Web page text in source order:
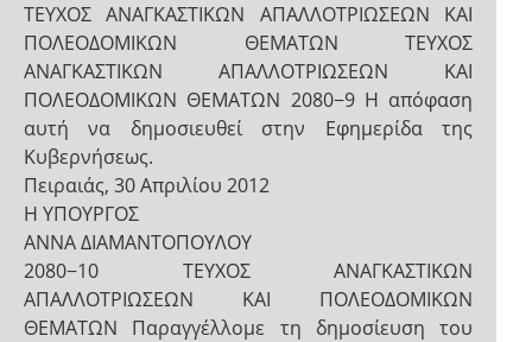
ΤΕΥΧΟΣ ΑΝΑΓΚΑΣΤΙΚΩΝ ΑΠΑΛΛΟΤΡΙΩΣΕΩΝ ΚΑΙ
ΠΟΛΕΟΔΟΜΙΚΩΝ ΘΕΜΑΤΩΝ ΤΕΥΧΟΣ
ΑΝΑΓΚΑΣΤΙΚΩΝ ΑΠΑΛΛΟΤΡΙΩΣΕΩΝ ΚΑΙ
ΠΟΛΕΟΔΟΜΙΚΩΝ ΘΕΜΑΤΩΝ 2080−9 Η απόφαση
αυτή να δημοσιευθεί στην Εφημερίδα της
Κυβερνήσεως.
Πειραιάς, 30 Απριλίου 2012
Η ΥΠΟΥΡΓΟΣ
ΑΝΝΑ ΔΙΑΜΑΝΤΟΠΟΥΛΟΥ
2080−10 ΤΕΥΧΟΣ ΑΝΑΓΚΑΣΤΙΚΩΝ
ΑΠΑΛΛΟΤΡΙΩΣΕΩΝ ΚΑΙ ΠΟΛΕΟΔΟΜΙΚΩΝ
ΘΕΜΑΤΩΝ Παραγγέλλομε τη δημοσίευση του